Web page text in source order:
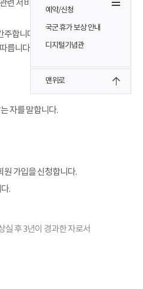
예약/신청
국군 휴가 보상 안내
디지털기념관
맨위로
서비스(이하
합니다. 본 약관에 정하는
릅니다.
자를 말합니다.
가입을 신청합니다.
.
실 후 3년이 경과한 자로서